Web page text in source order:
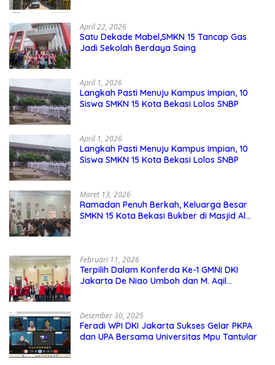
April 22, 2026
Satu Dekade Mabel,SMKN 15 Tancap Gas
Jadi Sekolah Berdaya Saing
April 1, 2026
Langkah Pasti Menuju Kampus Impian, 10
Siswa SMKN 15 Kota Bekasi Lolos SNBP
April 1, 2026
Langkah Pasti Menuju Kampus Impian, 10
Siswa SMKN 15 Kota Bekasi Lolos SNBP
Maret 13, 2026
Ramadan Penuh Berkah, Keluarga Besar
SMKN 15 Kota Bekasi Bukber di Masjid Al
Februari 11, 2026
Terpilih Dalam Konferda Ke-1 GMNI DKI
Jakarta De Niao Umboh dan M. Aqil
Desember 30, 2025
Feradi WPI DKI Jakarta Sukses Gelar PKPA
dan UPA Bersama Universitas Mpu Tantular